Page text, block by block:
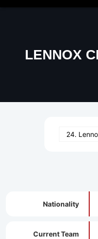
LENNOX
Nationality
Current Team